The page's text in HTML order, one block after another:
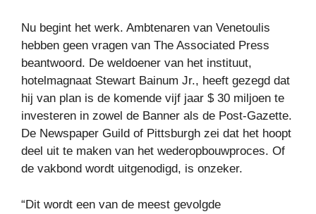
Nu begint het werk. Ambtenaren van Venetoulis
hebben geen vragen van The Associated Press
beantwoord. De weldoener van het instituut,
hotelmagnaat Stewart Bainum Jr., heeft gezegd dat
hij van plan is de komende vijf jaar $ 30 miljoen te
investeren in zowel de Banner als de Post-Gazette.
De Newspaper Guild of Pittsburgh zei dat het hoopt
deel uit te maken van het wederopbouwproces. Of
de vakbond wordt uitgenodigd, is onzeker.
“Dit wordt een van de meest gevolgde